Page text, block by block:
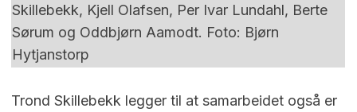
Skillebekk, Kjell Olafsen, Per Ivar Lundahl, Berte
Sørum og Oddbjørn Aamodt. Foto: Bjørn
Hytjanstorp
Trond Skillebekk legger til at samarbeidet også er